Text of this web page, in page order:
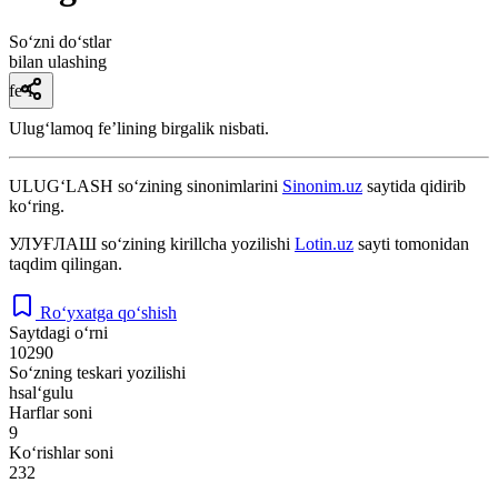
So‘zni do‘stlar
bilan ulashing
fe’l
Ulugʻlamoq feʼlining birgalik nisbati.
ULUG‘LASH so‘zining sinonimlarini Sinonim.uz saytida qidirib
ko‘ring.
УЛУҒЛАШ so‘zining kirillcha yozilishi Lotin.uz sayti tomonidan
taqdim qilingan.
Ro‘yxatga qo‘shish
Saytdagi o‘rni
10290
So‘zning teskari yozilishi
hsal‘gulu
Harflar soni
9
Ko‘rishlar soni
232